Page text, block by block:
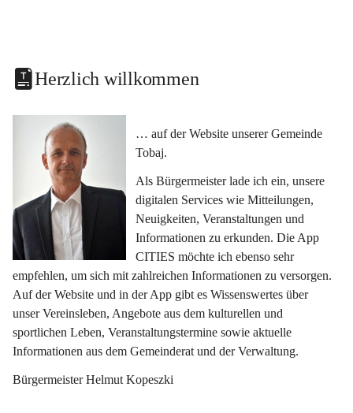
Herzlich willkommen
… auf der Website unserer Gemeinde
Tobaj.
Als Bürgermeister lade ich ein, unsere
digitalen Services wie Mitteilungen,
Neuigkeiten, Veranstaltungen und
Informationen zu erkunden. Die App
CITIES möchte ich ebenso sehr
empfehlen, um sich mit zahlreichen Informationen zu versorgen.
Auf der Website und in der App gibt es Wissenswertes über
unser Vereinsleben, Angebote aus dem kulturellen und
sportlichen Leben, Veranstaltungstermine sowie aktuelle
Informationen aus dem Gemeinderat und der Verwaltung.
Bürgermeister Helmut Kopeszki